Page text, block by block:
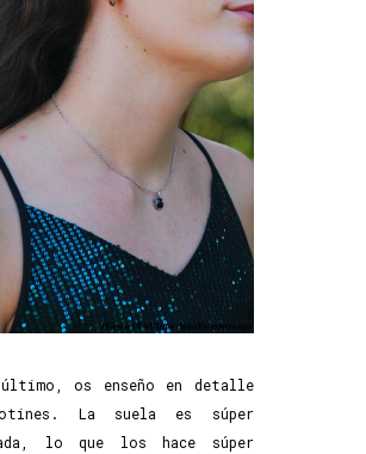
os enseño en detalle
La suela es súper
lo que los hace súper